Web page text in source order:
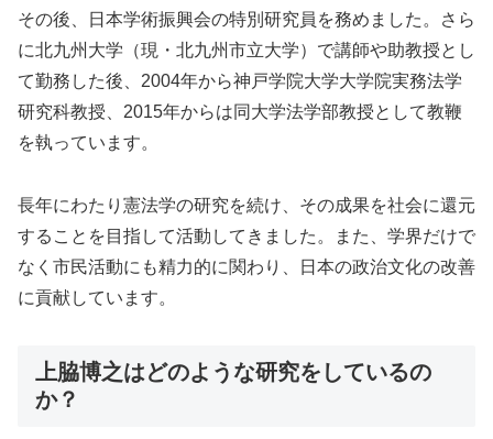
その後、日本学術振興会の特別研究員を務めました。さら
に北九州大学（現・北九州市立大学）で講師や助教授とし
て勤務した後、2004年から神戸学院大学大学院実務法学
研究科教授、2015年からは同大学法学部教授として教鞭
を執っています。
長年にわたり憲法学の研究を続け、その成果を社会に還元
することを目指して活動してきました。また、学界だけで
なく市民活動にも精力的に関わり、日本の政治文化の改善
に貢献しています。
上脇博之はどのような研究をしているの
か？